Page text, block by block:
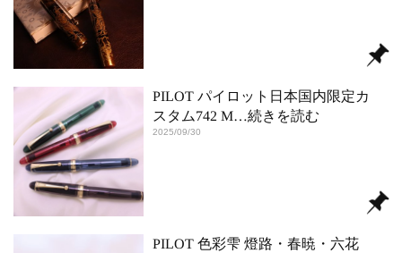
PILOT パイロット日本国内限定カ
スタム742 M…続きを読む
2025/09/30
PILOT 色彩雫 燈路・春暁・六花